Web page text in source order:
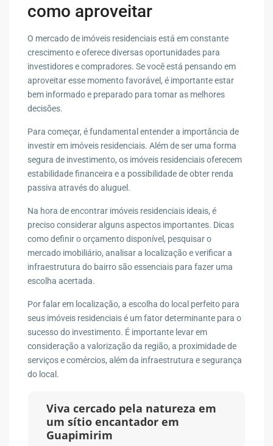
como aproveitar
O mercado de imóveis residenciais está em constante
crescimento e oferece diversas oportunidades para
investidores e compradores. Se você está pensando em
aproveitar esse momento favorável, é importante estar
bem informado e preparado para tomar as melhores
decisões.
Para começar, é fundamental entender a importância de
investir em imóveis residenciais. Além de ser uma forma
segura de investimento, os imóveis residenciais oferecem
estabilidade financeira e a possibilidade de obter renda
passiva através do aluguel.
Na hora de encontrar imóveis residenciais ideais, é
preciso considerar alguns aspectos importantes. Dicas
como definir o orçamento disponível, pesquisar o
mercado imobiliário, analisar a localização e verificar a
infraestrutura do bairro são essenciais para fazer uma
escolha acertada.
Por falar em localização, a escolha do local perfeito para
seus imóveis residenciais é um fator determinante para o
sucesso do investimento. É importante levar em
consideração a valorização da região, a proximidade de
serviços e comércios, além da infraestrutura e segurança
do local.
Viva cercado pela natureza em
um sítio encantador em
Guapimirim